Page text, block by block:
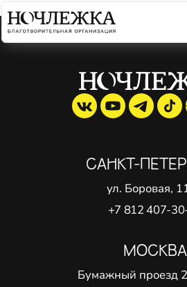
Элемент не
САНКТ-
ул. Боровая,
+7 812 407-
МОСКВА
Бумажный проезд